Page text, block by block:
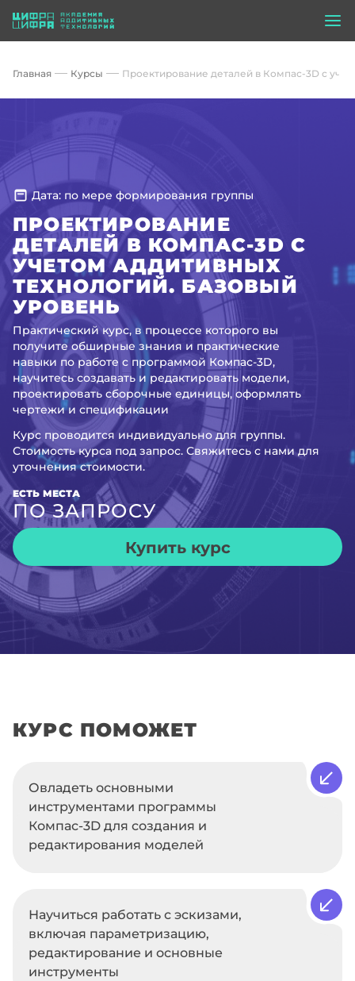
Главная Курсы Проектирование деталей в Компас-3D c
Дата: по мере формирования группы
ПРОЕКТИРОВАНИЕ
ДЕТАЛЕЙ В КОМПАС-3D C
УЧЕТОМ АДДИТИВНЫХ
ТЕХНОЛОГИЙ. БАЗОВЫЙ
УРОВЕНЬ
Практический курс, в процессе которого вы
получите обширные знания и практические
навыки по работе с программой Компас-3D,
научитесь создавать и редактировать модели,
проектировать сборочные единицы, оформлять
чертежи и спецификации
Курс проводится индивидуально для группы.
Стоимость курса под запрос. Свяжитесь с нами для
уточнения стоимости.
Купить курс
ЕСТЬ МЕСТА
ПО ЗАПРОСУ
КУРС ПОМОЖЕТ
Овладеть основными
инструментами программы
Компас-3D для создания и
редактирования моделей
Научиться работать с эскизами,
включая параметризацию,
редактирование и основные
инструменты